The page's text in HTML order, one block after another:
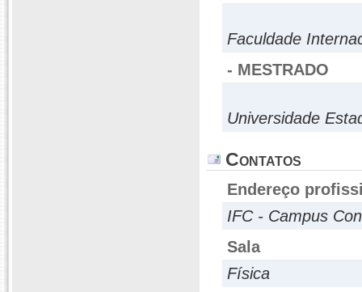
Faculdade
- MESTRADO
Universidade
Contatos
Endereço
IFC - Campus
Sala
Física